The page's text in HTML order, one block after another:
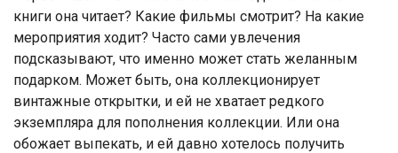
книги она читает? Какие фильмы смотрит? На какие
мероприятия ходит? Часто сами увлечения
подсказывают, что именно может стать желанным
подарком. Может быть, она коллекционирует
винтажные открытки, и ей не хватает редкого
экземпляра для пополнения коллекции. Или она
обожает выпекать, и ей давно хотелось получить